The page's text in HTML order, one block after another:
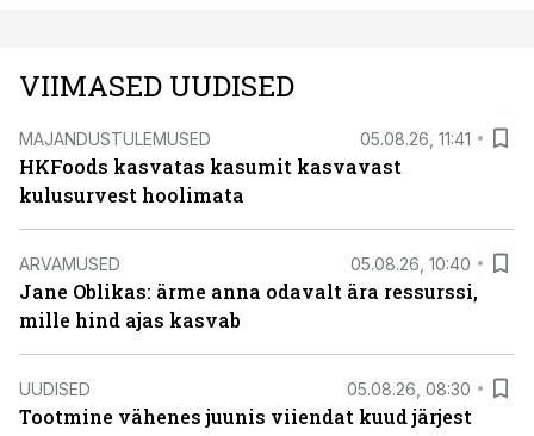
VIIMASED UUDISED
MAJANDUSTULEMUSED 05.08.26, 11:41
HKFoods kasvatas kasumit kasvavast
kulusurvest hoolimata
ARVAMUSED 05.08.26, 10:40
Jane Oblikas: ärme anna odavalt ära ressurssi,
mille hind ajas kasvab
UUDISED 05.08.26, 08:30
Tootmine vähenes juunis viiendat kuud järjest